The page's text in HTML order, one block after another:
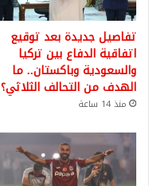
تفاصيل جديدة بعد توقيع
اتفاقية الدفاع بين تركيا
والسعودية وباكستان.. ما
الهدف من التحالف الثلاثي؟
منذ 14 ساعة